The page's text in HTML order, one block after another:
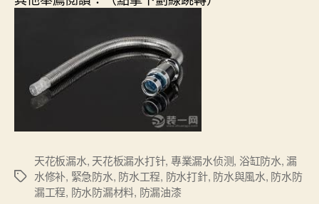
Tags
天花板漏水, 天花板漏水打针, 專業漏水侦测, 浴缸防水, 漏
水修补, 緊急防水, 防水工程, 防水打針, 防水與風水, 防水防
漏工程, 防水防漏材料, 防漏油漆